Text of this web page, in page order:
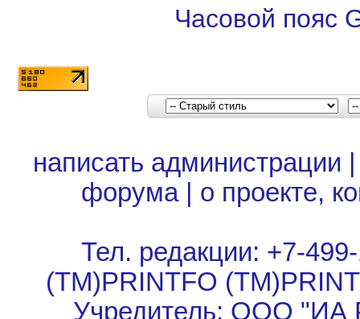
Часовой пояс
написать администрации
форума| о проекте,
Тел. редакции: +7-
(TM)PRINTFO
Учредитель: ООО "ИА